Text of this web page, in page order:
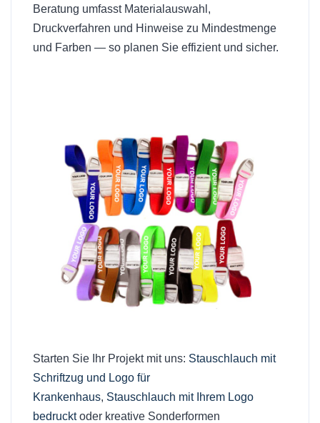
Beratung umfasst Materialauswahl,
Druckverfahren und Hinweise zu Mindestmenge
und Farben — so planen Sie effizient und sicher.
Starten Sie Ihr Projekt mit uns: Stauschlauch mit
Schriftzug und Logo für
Krankenhaus, Stauschlauch mit Ihrem Logo
bedrucktoder kreative Sonderformen